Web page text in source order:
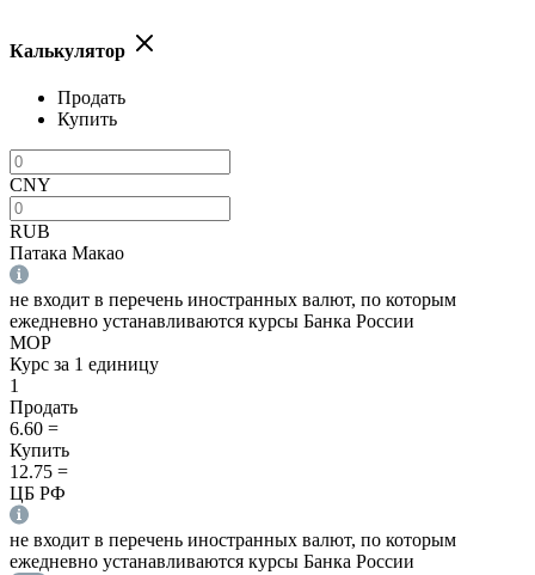
Калькулятор
Продать
Купить
CNY
RUB
Патака Макао
не входит в перечень иностранных валют, по которым
ежедневно устанавливаются курсы Банка России
MOP
Курс за 1 единицу
1
Продать
6.60 =
Купить
12.75 =
ЦБ РФ
не входит в перечень иностранных валют, по которым
ежедневно устанавливаются курсы Банка России